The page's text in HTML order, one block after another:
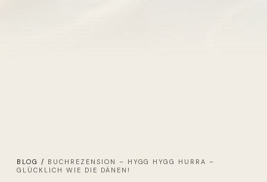
BLOG / BUCHREZENSION – HYGG HYGG HURRA –
GLÜCKLICH WIE DIE DÄNEN!